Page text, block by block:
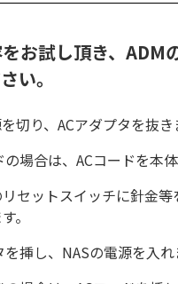
お試し頂き、ADM
い。
切り、ACアダプタを抜き
の場合は、ACコードを本体
セットスイッチに針金等
。
挿し、NASの電源を入れ